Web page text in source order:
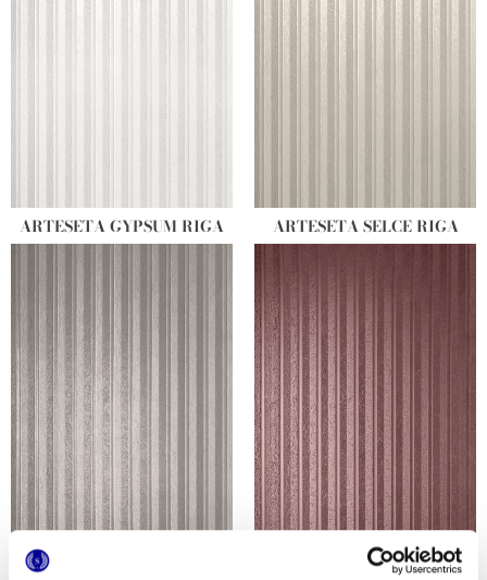
ARTESETA GYPSUM RIGA ARTESETA SELCE RIGA